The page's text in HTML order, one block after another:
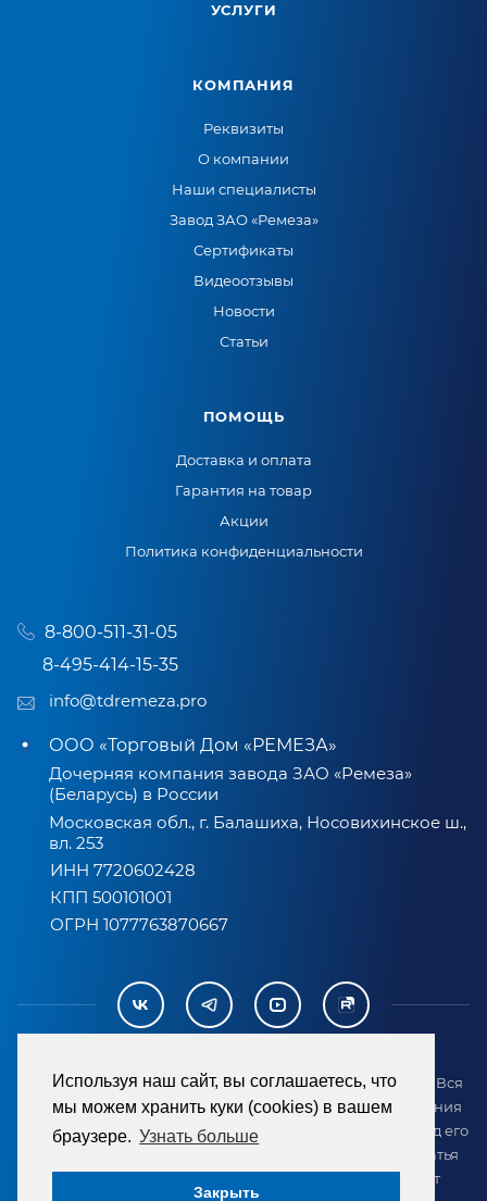
Используя наш сайт, вы соглашаетесь, что
мы можем хранить куки (cookies) в вашем
браузере. Узнать больше
Закрыть
УСЛУГИ
КОМПАНИЯ
Реквизиты
О компании
Наши специалисты
Завод ЗАО «Ремеза»
Сертификаты
Видеоотзывы
Новости
Статьи
ПОМОЩЬ
Доставка и оплата
Гарантия на товар
Акции
Политика конфиденциальности
8-800-511-31-05
8-495-414-15-35
info@tdremeza.pro
ООО «Торговый Дом «РЕМЕЗА»
Дочерняя компания завода ЗАО «Ремеза»
(Беларусь) в России
Московская обл., г. Балашиха, Носовихинское ш.,
вл. 253
ИНН 7720602428
КПП 500101001
ОГРН 1077763870667
2007-2026 © ООО «ТД «РЕМЕЗА». Все права защищены. Вся
информация на сайте размещена в целях предоставления
возможности покупателю ознакомиться с товаром перед его
приобретением и не является публичной офертой (статья
437 ГК РФ). Внешний вид товара может отличаться от